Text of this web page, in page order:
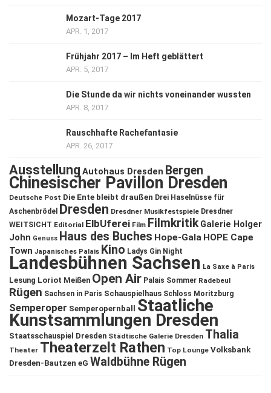
Mozart-Tage 2017
APR. 1, 2017
Frühjahr 2017 – Im Heft geblättert
APR. 5, 2017
Die Stunde da wir nichts voneinander wussten
APR. 8, 2017
Rauschhafte Rachefantasie
APR. 26, 2017
Ausstellung Autohaus Dresden Bergen
Chinesischer Pavillon Dresden
Deutsche Post Die Ente bleibt draußen Drei Haselnüsse für
Aschenbrödel
Dresden Dresdner Musikfestspiele Dresdner
WEITSICHT Editorial ElbUferei Film Filmkritik Galerie Holger
John Genuss Haus des Buches Hope-Gala HOPE Cape
Town Japanisches Palais Kino Ladys Gin Night
Landesbühnen Sachsen La Saxe à Paris
Lesung Loriot Meißen Open Air Palais Sommer Radebeul
Rügen Sachsen in Paris Schauspielhaus Schloss Moritzburg
Semperoper Semperopernball Staatliche
Kunstsammlungen Dresden
Staatsschauspiel Dresden Städtische Galerie Dresden Thalia
Theater Theaterzelt Rathen Top Lounge Volksbank
Dresden-Bautzen eG Waldbühne Rügen